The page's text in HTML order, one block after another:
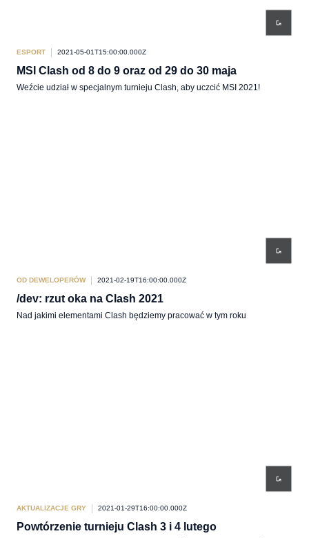
ESPORT 2021-05-01T15:00:00.000Z
MSI Clash od 8 do 9 oraz od 29 do 30 maja
Weźcie udział w specjalnym turnieju Clash, aby uczcić MSI 2021!
OD DEWELOPERÓW 2021-02-19T16:00:00.000Z
/dev: rzut oka na Clash 2021
Nad jakimi elementami Clash będziemy pracować w tym roku
AKTUALIZACJE GRY 2021-01-29T16:00:00.000Z
Powtórzenie turnieju Clash 3 i 4 lutego